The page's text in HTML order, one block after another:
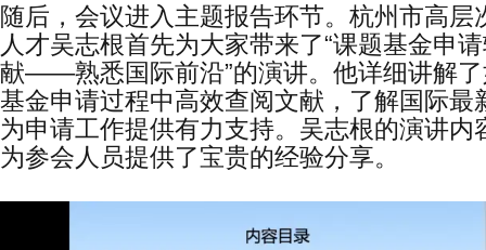
随后，会议进入主题报告环节。杭州市高层
人才吴志根首先为大家带来了“课题基金申
献——熟悉国际前沿”的演讲。他详细讲解
基金申请过程中高效查阅文献，了解国际最
为申请工作提供有力支持。吴志根的演讲内
为参会人员提供了宝贵的经验分享。